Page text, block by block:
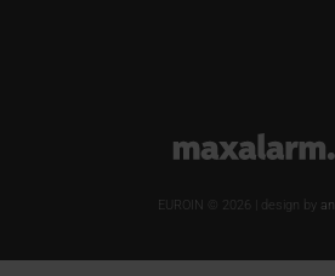
www.maxalarm.sk
EUROIN © 2026 | design by